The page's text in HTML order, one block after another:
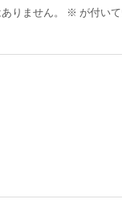
りません。 ※ が付い